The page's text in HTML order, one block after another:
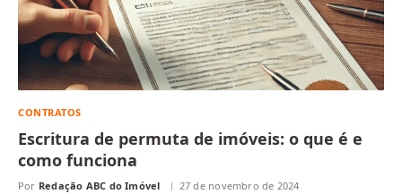
CONTRATOS
Escritura de permuta de imóveis: o que é e
como funciona
Por Redação ABC do Imóvel 27 de novembro de 2024